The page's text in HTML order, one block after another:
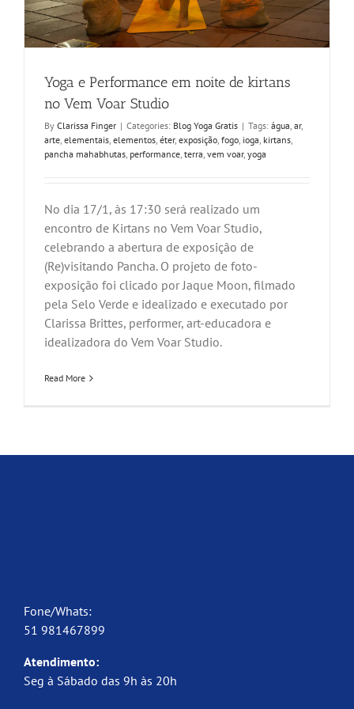
Yoga e Performance em noite de kirtans
no Vem Voar Studio
By Clarissa Finger | Categories: Blog Yoga Gratis | Tags: água ar,
arte elementais elementos éter, exposição fogo ioga kirtans
pancha mahabhutas performance terra vem voar, yoga
No dia 17/1, às 17:30 será realizado um
encontro de Kirtans no Vem Voar Studio,
celebrando a abertura de exposição de
(Re)visitando Pancha. O projeto de foto-
exposição foi clicado por Jaque Moon, filmado
pela Selo Verde e idealizado e executado por
Clarissa Brittes, performer, art-educadora e
idealizadora do Vem Voar Studio.
Read More
Fone/Whats:
51 981467899
Atendimento:
Seg à Sábado das 9h às 20h